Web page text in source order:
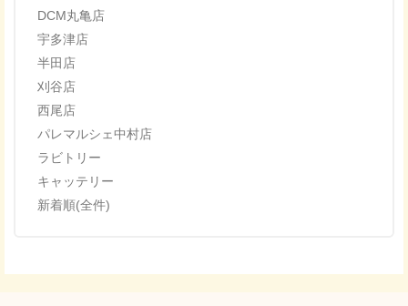
DCM丸亀店
宇多津店
半田店
刈谷店
西尾店
パレマルシェ中村店
ラビトリー
キャッテリー
新着順(全件)